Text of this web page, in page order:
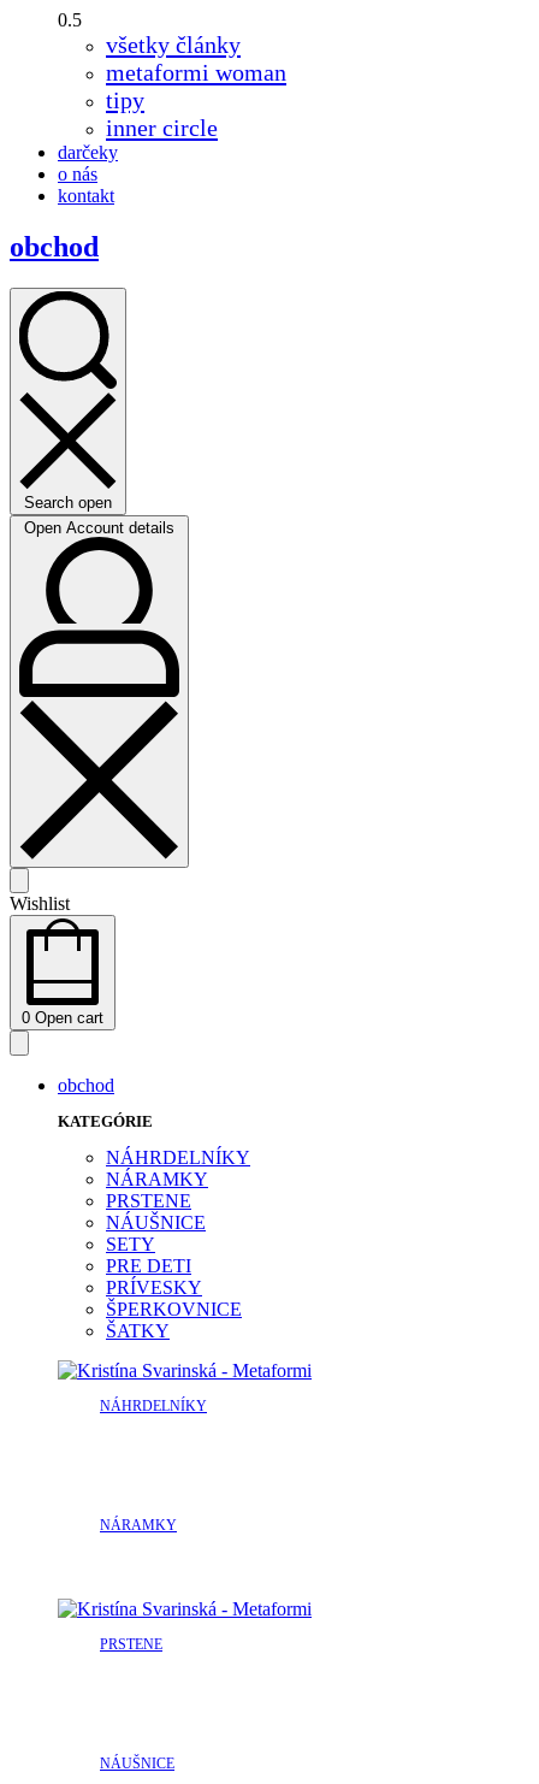
všetky články
metaformi woman
tipy
inner circle
darčeky
o nás
kontakt
obchod
Search open
Open Account details
Wishlist
0 Open cart
obchod
KATEGÓRIE
NÁHRDELNÍKY
NÁRAMKY
PRSTENE
NÁUŠNICE
SETY
PRE DETI
PRÍVESKY
ŠPERKOVNICE
ŠATKY
NÁHRDELNÍKY
NÁRAMKY
PRSTENE
NÁUŠNICE